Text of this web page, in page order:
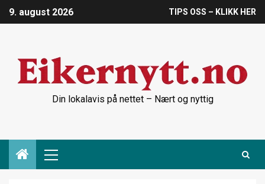
9. august 2026 TIPS OSS – KLIKK HER
Din lokalavis på nettet – Nært og nyttig